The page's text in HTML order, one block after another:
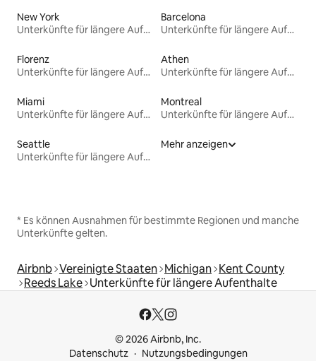
New York
Unterkünfte für längere Aufenthalte
Barcelona
Unterkünfte für längere Aufenthalte
Florenz
Unterkünfte für längere Aufenthalte
Athen
Unterkünfte für längere Aufenthalte
Miami
Unterkünfte für längere Aufenthalte
Montreal
Unterkünfte für längere Aufenthalte
Seattle
Unterkünfte für längere Aufenthalte
Mehr anzeigen
* Es können Ausnahmen für bestimmte Regionen und manche
Unterkünfte gelten.
Airbnb Vereinigte Staaten Michigan Kent County
Reeds Lake Unterkünfte für längere Aufenthalte
© 2026 Airbnb, Inc.
Datenschutz
Nutzungsbedingungen